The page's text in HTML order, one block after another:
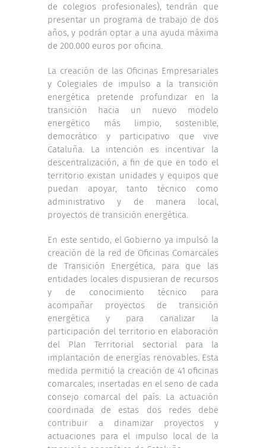
de colegios profesionales), tendrán que
presentar un programa de trabajo de dos
años, y podrán optar a una ayuda máxima
de 200.000 euros por oficina.
La creación de las Oficinas Empresariales
y Colegiales de impulso a la transición
energética pretende profundizar en la
transición hacia un nuevo modelo
energético más limpio, sostenible,
democrático y participativo que vive
Cataluña. La intención es incentivar la
descentralización, a fin de que en todo el
territorio existan unidades y equipos que
puedan apoyar, tanto técnico como
administrativo y de manera local,
proyectos de transición energética.
En este sentido, el Gobierno ya impulsó la
creación de la red de Oficinas Comarcales
de Transición Energética, para que las
entidades locales dispusieran de recursos
y de conocimiento técnico para
acompañar proyectos de transición
energética y para canalizar la
participación del territorio en elaboración
del Plan Territorial sectorial para la
implantación de energías renovables. Esta
medida permitió la creación de 41 oficinas
comarcales, insertadas en el seno de cada
consejo comarcal del país. La actuación
coordinada de estas dos redes debe
contribuir a dinamizar proyectos y
actuaciones para el impulso local de la